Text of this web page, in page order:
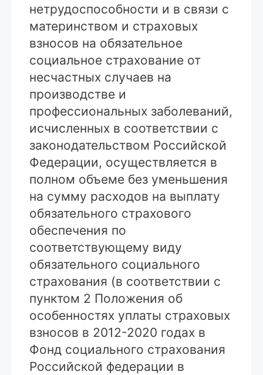
нетрудоспособности и в связи с
материнством и страховых
взносов на обязательное
социальное страхование от
несчастных случаев на
производстве и
профессиональных заболеваний,
исчисленных в соответствии с
законодательством Российской
Федерации, осуществляется в
полном объеме без уменьшения
на сумму расходов на выплату
обязательного страхового
обеспечения по
соответствующему виду
обязательного социального
страхования (в соответствии с
пунктом 2 Положения об
особенностях уплаты страховых
взносов в 2012-2020 годах в
Фонд социального страхования
Российской федерации в